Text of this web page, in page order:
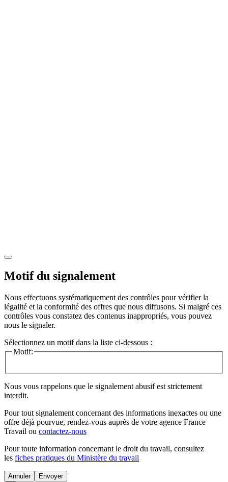
Motif du signalement
Nous effectuons systématiquement des contrôles pour vérifier la
légalité et la conformité des offres que nous diffusons. Si malgré ces
contrôles vous constatez des contenus inappropriés, vous pouvez
nous le signaler.
Sélectionnez un motif dans la liste ci-dessous :
Motif:
Nous vous rappelons que le signalement abusif est strictement
interdit.
Pour tout signalement concernant des informations inexactes ou une
offre déjà pourvue, rendez-vous auprès de votre agence France
Travail ou contactez-nous
Pour toute information concernant le droit du travail, consultez
les fiches pratiques du Ministère du travail
Annuler